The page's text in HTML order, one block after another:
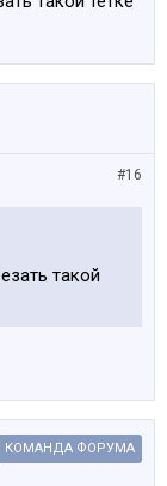
#16
такой
КОМАНДА ФОРУМА